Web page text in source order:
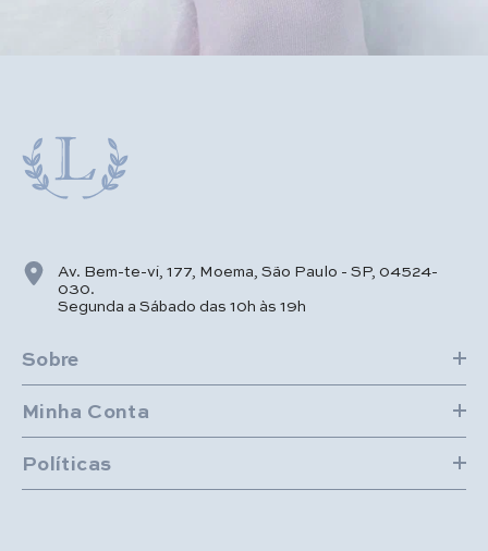
Av. Bem-te-vi, 177, Moema, São Paulo - SP, 04524-
030.
Segunda a Sábado das 10h às 19h
Sobre
Minha Conta
Políticas